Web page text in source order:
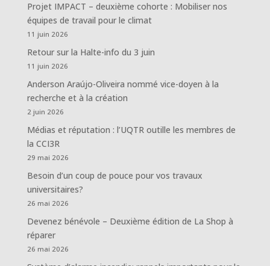
Projet IMPACT – deuxième cohorte : Mobiliser nos
équipes de travail pour le climat
11 juin 2026
Retour sur la Halte-info du 3 juin
11 juin 2026
Anderson Araújo-Oliveira nommé vice-doyen à la
recherche et à la création
2 juin 2026
Médias et réputation : l’UQTR outille les membres de
la CCI3R
29 mai 2026
Besoin d’un coup de pouce pour vos travaux
universitaires?
26 mai 2026
Devenez bénévole – Deuxième édition de La Shop à
réparer
26 mai 2026